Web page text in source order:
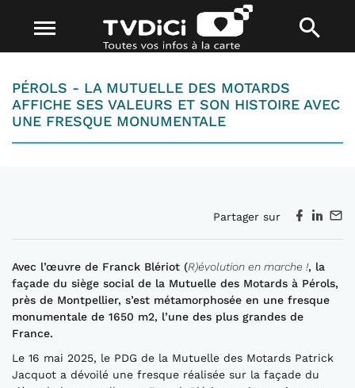
PÉROLS - LA MUTUELLE DES MOTARDS
AFFICHE SES VALEURS ET SON HISTOIRE AVEC
UNE FRESQUE MONUMENTALE
Partager sur
Avec l’œuvre de Franck Blériot (R)évolution en marche !, la
façade du siège social de la Mutuelle des Motards à Pérols,
près de Montpellier, s’est métamorphosée en une fresque
monumentale de 1650 m2, l’une des plus grandes de
France.
Le 16 mai 2025, le PDG de la Mutuelle des Motards Patrick
Jacquot a dévoilé une fresque réalisée sur la façade du